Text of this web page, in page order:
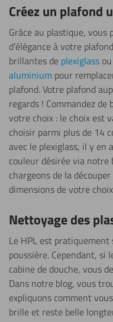
Créez un plafond
Grâce au plastique, vous
d’élégance à votre
brillantes de plexiglass
aluminium pour
plafond. Votre plafond
regards ! Commandez
votre choix : le choix est
choisir parmi plus de 14
avec le plexiglass, il y en
couleur désirée via
chargeons de la
dimensions de votre choix
Nettoyage des
Le HPL est
poussière. Cependant, si
cabine de douche, vous
Dans notre blog, vous
expliquons comment
brille et reste belle